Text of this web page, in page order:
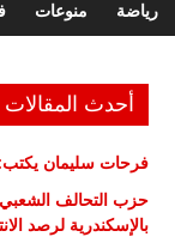
رياضة منوعات
أحدث المقالات
فرحات سليمان
حزب التحالف
بالإسكندرية لرصد